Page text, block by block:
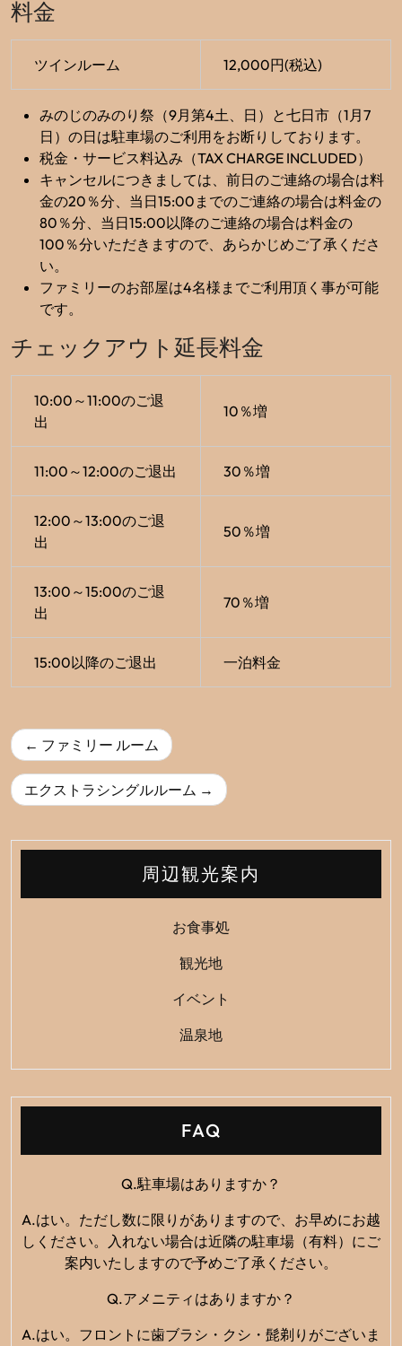
料金
ツインルーム 12,000円(税込)
みのじのみのり祭（9月第4土、日）と七日市（1月7
日）の日は駐車場のご利用をお断りしております。
税金・サービス料込み（TAX CHARGE INCLUDED）
キャンセルにつきましては、前日のご連絡の場合は料
金の20％分、当日15:00までのご連絡の場合は料金の
80％分、当日15:00以降のご連絡の場合は料金の
100％分いただきますので、あらかじめご了承くださ
い。
ファミリーのお部屋は4名様までご利用頂く事が可能
です。
チェックアウト延長料金
10:00～11:00のご退
出
10％増
11:00～12:00のご退出 30％増
12:00～13:00のご退
出
50％増
13:00～15:00のご退
出
70％増
15:00以降のご退出 一泊料金
投
稿
ナ
ゲ
シ
ファミリー ルーム
エクストラシングルルーム
周辺観光案内
お食事処
観光地
イベント
温泉地
FAQ
Q.駐車場はありますか？
A.はい。ただし数に限りがありますので、お早めにお越
しください。入れない場合は近隣の駐車場（有料）にご
案内いたしますので予めご了承ください。
Q.アメニティはありますか？
A.はい。フロントに歯ブラシ・クシ・髭剃りがございま